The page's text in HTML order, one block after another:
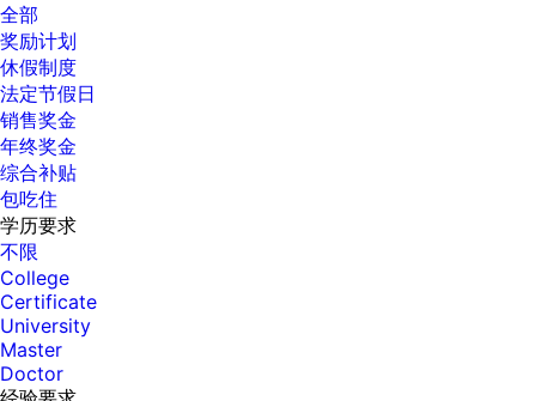
全部
奖励计划
休假制度
法定节假日
销售奖金
年终奖金
综合补贴
包吃住
学历要求
不限
College
Certificate
University
Master
Doctor